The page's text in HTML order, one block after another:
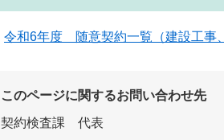
令和6年度 随意契約一覧（建設工事
このページに関するお問い合わせ先
契約検査課
代表